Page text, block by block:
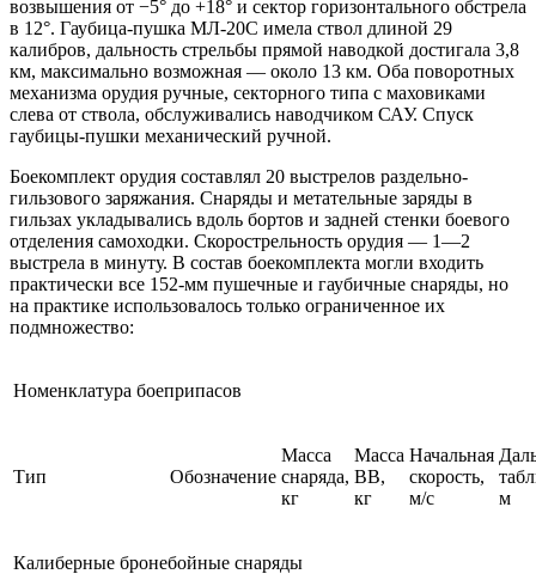
возвышения от −5° до +18° и сектор горизонтального обстрела
в 12°. Гаубица-пушка МЛ-20С имела ствол длиной 29
калибров, дальность стрельбы прямой наводкой достигала 3,8
км, максимально возможная — около 13 км. Оба поворотных
механизма орудия ручные, секторного типа с маховиками
слева от ствола, обслуживались наводчиком САУ. Спуск
гаубицы-пушки механический ручной.
Боекомплект орудия составлял 20 выстрелов раздельно-
гильзового заряжания. Снаряды и метательные заряды в
гильзах укладывались вдоль бортов и задней стенки боевого
отделения самоходки. Скорострельность орудия — 1—2
выстрела в минуту. В состав боекомплекта могли входить
практически все 152-мм пушечные и гаубичные снаряды, но
на практике использовалось только ограниченное их
подмножество:
Номенклатура боеприпасов
Тип Обозначение
Масса
снаряда,
кг
Масса
ВВ,
кг
Начальная
скорость,
м/с
м
Калиберные бронебойные снаряды